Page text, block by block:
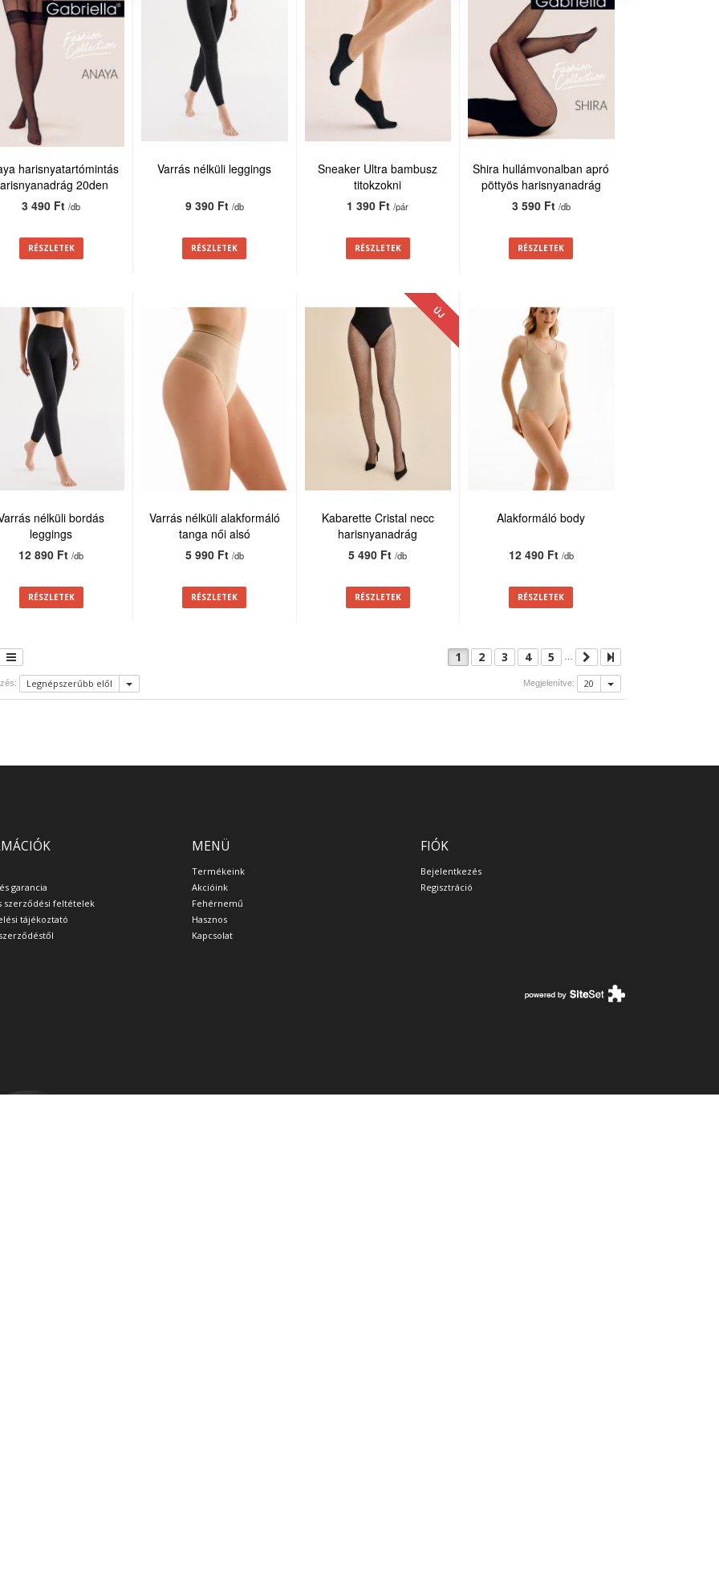
harisnyatartómintás
20den
3 490 Ft/db
RÉSZLETEK
Varrás nélküli leggings
9 390 Ft /db
RÉSZLETEK
Sneaker Ultra bambusz
titokzokni
1 390 Ft/pár
RÉSZLETEK
Shira hullámvonalban apró
pöttyös harisnyanadrág
20den
3 590 Ft /db
RÉSZLETEK
nélküli bordás
leggings
12 890 Ft/db
RÉSZLETEK
Varrás nélküli alakformáló
tanga női alsó
5 990 Ft /db
RÉSZLETEK
ÚJ
Kabarette Cristal necc
harisnyanadrág
5 490 Ft/db
RÉSZLETEK
Alakformáló body
12 490 Ft /db
RÉSZLETEK
1 2 3 4 5
Legnépszerűbb elől Megjelenítve: 20
garancia
szerződési feltételek
tájékoztató
MENÜ
Termékeink
Akcióink
Fehérnemű
Hasznos
Kapcsolat
FIÓK
Bejelentkezés
Regisztráció